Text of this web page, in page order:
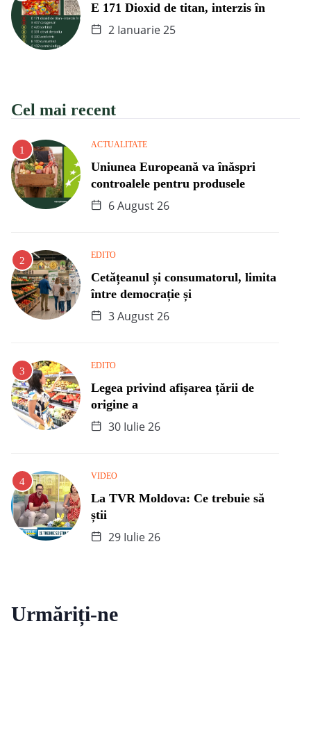
E 171 Dioxid de titan, interzis în
2 Ianuarie 25
Cel mai recent
ACTUALITATE
Uniunea Europeană va înăspri
controalele pentru produsele
6 August 26
EDITO
Cetățeanul și consumatorul, limita
între democrație și
3 August 26
EDITO
Legea privind afișarea țării de
origine a
30 Iulie 26
VIDEO
La TVR Moldova: Ce trebuie să
știi
29 Iulie 26
Urmăriți-ne